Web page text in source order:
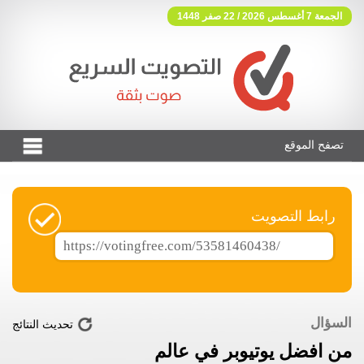
الجمعة 7 أغسطس 2026 / 22 صفر 1448
فوتنج فري موقع تصويت مجاني
تصفح الموقع
رابط التصويت
السؤال
من افضل يوتيوبر في عالم
تحديث النتائج